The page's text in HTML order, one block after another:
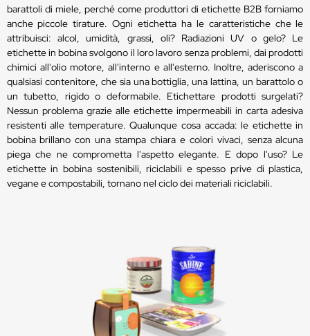
barattoli di miele, perché come produttori di etichette B2B forniamo
anche piccole tirature. Ogni etichetta ha le caratteristiche che le
attribuisci: alcol, umidità, grassi, oli? Radiazioni UV o gelo? Le
etichette in bobina svolgono il loro lavoro senza problemi, dai prodotti
chimici all'olio motore, all'interno e all'esterno. Inoltre, aderiscono a
qualsiasi contenitore, che sia una bottiglia, una lattina, un barattolo o
un tubetto, rigido o deformabile. Etichettare prodotti surgelati?
Nessun problema grazie alle etichette impermeabili in carta adesiva
resistenti alle temperature. Qualunque cosa accada: le etichette in
bobina brillano con una stampa chiara e colori vivaci, senza alcuna
piega che ne comprometta l'aspetto elegante. E dopo l'uso? Le
etichette in bobina sostenibili, riciclabili e spesso prive di plastica,
vegane e compostabili, tornano nel ciclo dei materiali riciclabili.